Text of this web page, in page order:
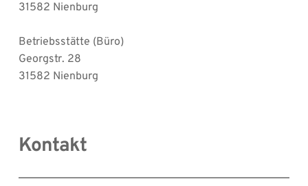
31582 Nienburg
Betriebsstätte (Büro)
Georgstr. 28
31582 Nienburg
Kontakt